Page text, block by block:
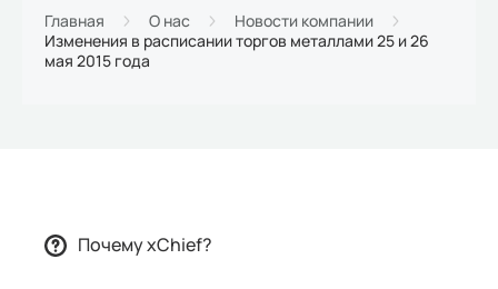
Платформы
Главная О нас
Новости компании
Изменения в расписании торгов металлами 25 и 26
мая 2015 года
Почему xChief?